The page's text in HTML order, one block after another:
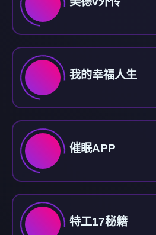
我的幸福人生
催眠APP
特工17秘籍